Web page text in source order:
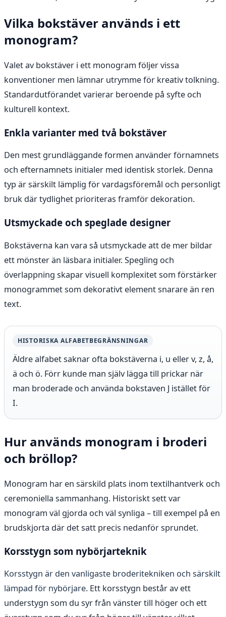
Vilka bokstäver används i ett
monogram?
Valet av bokstäver i ett monogram följer vissa
konventioner men lämnar utrymme för kreativ tolkning.
Standardutförandet varierar beroende på syfte och
kulturell kontext.
Enkla varianter med två bokstäver
Den mest grundläggande formen använder förnamnets
och efternamnets initialer med identisk storlek. Denna
typ är särskilt lämplig för vardagsföremål och personligt
bruk där tydlighet prioriteras framför dekoration.
Utsmyckade och speglade designer
Bokstäverna kan vara så utsmyckade att de mer bildar
ett mönster än läsbara initialer. Spegling och
överlappning skapar visuell komplexitet som förstärker
monogrammet som dekorativt element snarare än ren
text.
HISTORISKA ALFABETBEGRÄNSNINGAR
Äldre alfabet saknar ofta bokstäverna i, u eller v, z, å,
ä och ö. Förr kunde man själv lägga till prickar när
man broderade och använda bokstaven J istället för
I.
Hur används monogram i broderi
och bröllop?
Monogram har en särskild plats inom textilhantverk och
ceremoniella sammanhang. Historiskt sett var
monogram väl gjorda och väl synliga – till exempel på en
brudskjorta där det satt precis nedanför sprundet.
Korsstygn som nybörjarteknik
Korsstygn är den vanligaste broderitekniken och särskilt
lämpad för nybörjare. Ett korsstygn består av ett
understygn som du syr från vänster till höger och ett